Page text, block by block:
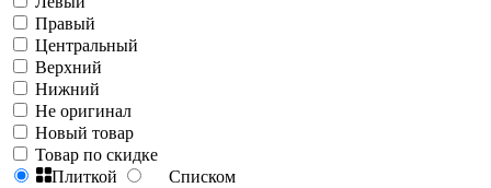
Правый
Центральный
Верхний
Нижний
Не оригинал
Новый товар
Товар по скидке
Плиткой
Списком